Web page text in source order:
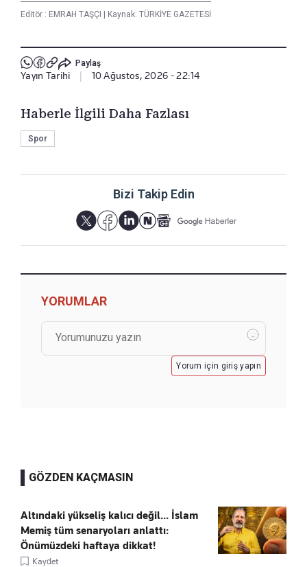
Editör : EMRAH TAŞÇI | Kaynak: TÜRKİYE GAZETESİ
Paylaş
Yayın Tarihi 10 Ağustos, 2026 - 22:14
Haberle İlgili Daha Fazlası
Spor
Bizi Takip Edin
YORUMLAR
Yorum için giriş yapın
GÖZDEN KAÇMASIN
Altındaki yükseliş kalıcı değil... İslam
Memiş tüm senaryoları anlattı:
Önümüzdeki haftaya dikkat!
Kaydet